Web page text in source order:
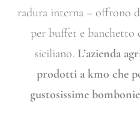
radura interna – offrono
per buffet e banchetto
siciliano. L’azienda
prodotti a km0 che
gustosissime